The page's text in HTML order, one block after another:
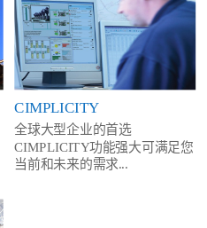
CIMPLICITY
全球大型企业的首选
CIMPLICITY功能强大可满足您
当前和未来的需求...